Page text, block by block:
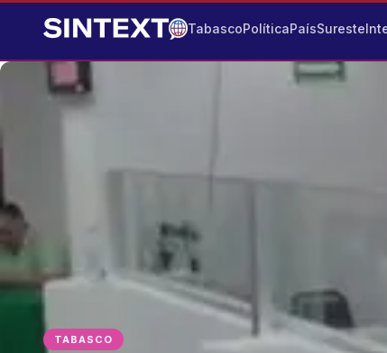
TabascoPolíticaPaísSureste
TABASCO